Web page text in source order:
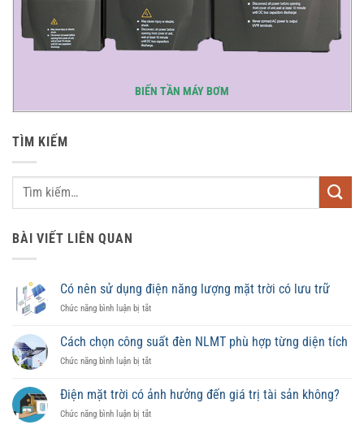
BIẾN TẦN MÁY BƠM
TÌM KIẾM
BÀI VIẾT LIÊN QUAN
Có nên sử dụng điện năng lượng mặt trời có lưu trữ
Chức năng bình luận bị tắtở
nên
sử
dụng
năng
mặt
Cách chọn công suất đèn NLMT phù hợp từng diện tích
Chức năng bình luận bị tắtở
chọn
công
suất
Điện mặt trời có ảnh hưởng đến giá trị tài sản không?
Chức năng bình luận bị tắtở